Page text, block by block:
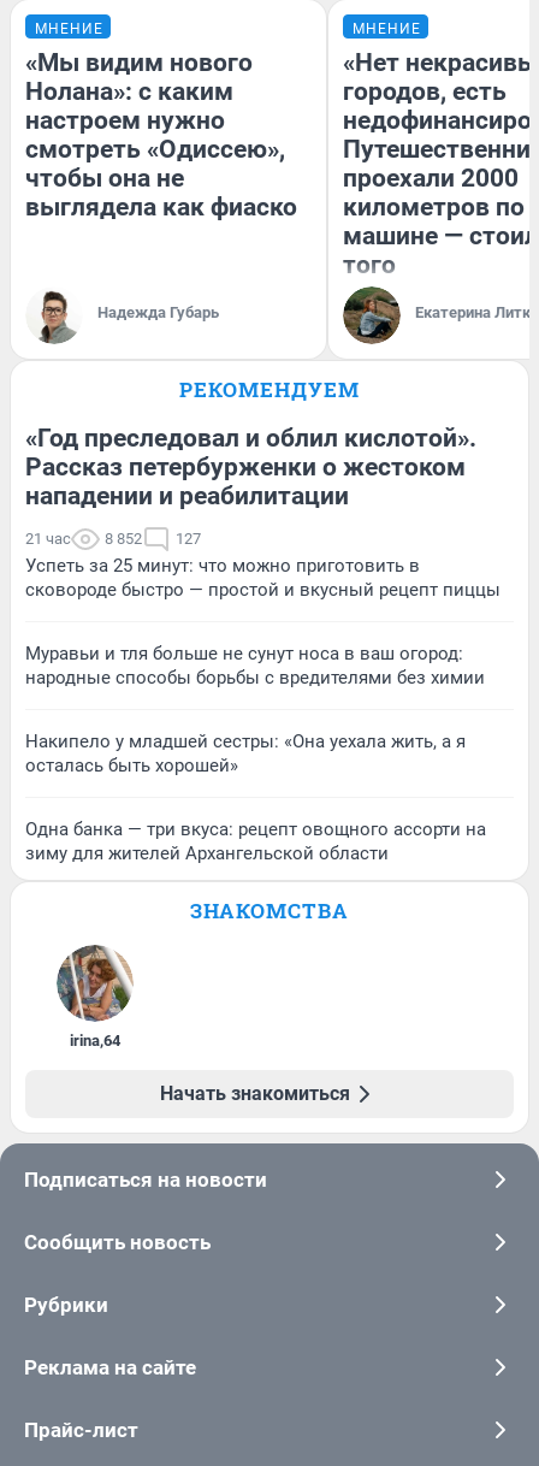
МНЕНИЕ
«Мы видим нового
Нолана»: с каким
настроем нужно
смотреть «Одиссею»,
чтобы она не
выглядела как фиаско
Надежда Губарь
МНЕНИЕ
«Нет
городов, есть
проехали 2000
километров по
машине —
того
Екатерина
РЕКОМЕНДУЕМ
«Год преследовал и облил кислотой».
Рассказ петербурженки о жестоком
нападении и реабилитации
21 час 8 852 127
Успеть за 25 минут: что можно приготовить в
сковороде быстро — простой и вкусный рецепт пиццы
Муравьи и тля больше не сунут носа в ваш огород:
народные способы борьбы с вредителями без химии
Накипело у младшей сестры: «Она уехала жить, а я
осталась быть хорошей»
Одна банка — три вкуса: рецепт овощного ассорти на
зиму для жителей Архангельской области
ЗНАКОМСТВА
irina,64
Начать знакомиться
Подписаться на новости
Сообщить новость
Рубрики
Реклама на сайте
Прайс-лист